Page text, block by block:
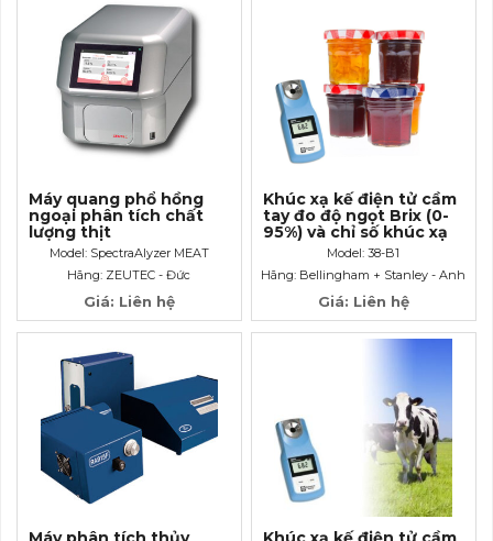
Máy quang phổ hồng
ngoại phân tích chất
lượng thịt
SpectraAlyzer MEAT
Model: SpectraAlyzer MEAT
Hãng: ZEUTEC - Đức
Giá: Liên hệ
Khúc xạ kế điện tử cầm
tay đo độ ngọt Brix (0-
95%) và chỉ số khúc xạ
Model: 38-B1
Hãng: Bellingham + Stanley - Anh
Giá: Liên hệ